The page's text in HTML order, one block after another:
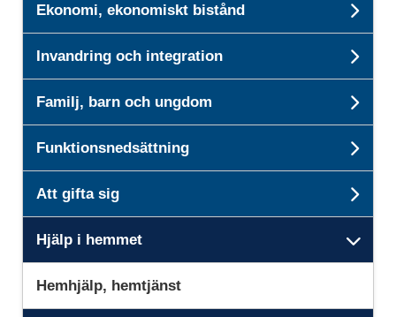
Ekonomi, ekonomiskt bistånd
Invandring och integration
Familj, barn och ungdom
Funktionsnedsättning
Att gifta sig
Hjälp i hemmet
Hemhjälp, hemtjänst